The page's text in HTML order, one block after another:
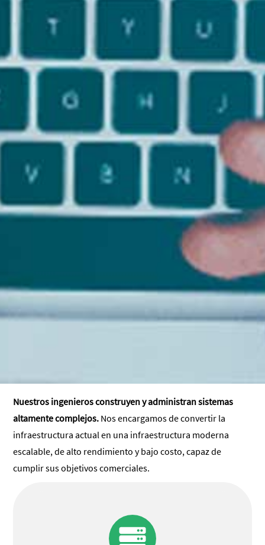
Nuestros ingenieros construyen y administran sistemas
altamente complejos. Nos encargamos de convertir la
infraestructura actual en una infraestructura moderna
escalable, de alto rendimiento y bajo costo, capaz de
cumplir sus objetivos comerciales.